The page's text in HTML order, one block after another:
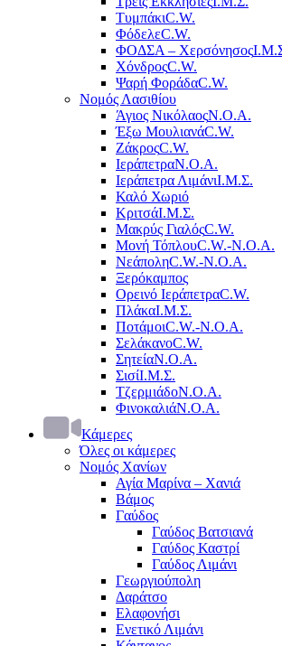
ΤυμπάκιC.W.
ΦόδελεC.W.
ΦΟΔΣΑ – Χερσόνησος
ΧόνδροςC.W.
Ψαρή ΦοράδαC.W.
Νομός Λασιθίου
Άγιος ΝικόλαοςΝ.Ο.Α.
Έξω ΜουλιανάC.W.
ΖάκροςC.W.
ΙεράπετραΝ.Ο.Α.
Ιεράπετρα ΛιμάνιΙ.Μ.Σ.
Καλό Χωριό
ΚριτσάΙ.Μ.Σ.
Μακρύς ΓιαλόςC.W.
Μονή ΤόπλουC.W.-Ν.Ο.Α.
ΝεάποληC.W.-Ν.Ο.Α.
Ξερόκαμπος
Ορεινό ΙεράπετραC.W.
ΠλάκαΙ.Μ.Σ.
ΠοτάμοιC.W.-Ν.Ο.Α.
ΣελάκανοC.W.
ΣητείαΝ.Ο.Α.
ΣισίΙ.Μ.Σ.
ΤζερμιάδοΝ.Ο.Α.
ΦινοκαλιάΝ.Ο.Α.
Κάμερες
Όλες οι κάμερες
Νομός Χανίων
Αγία Μαρίνα – Χανιά
Βάμος
Γαύδος
Γαύδος Βατσιανά
Γαύδος Καστρί
Γαύδος Λιμάνι
Γεωργιούπολη
Δαράτσο
Ελαφονήσι
Ενετικό Λιμάνι